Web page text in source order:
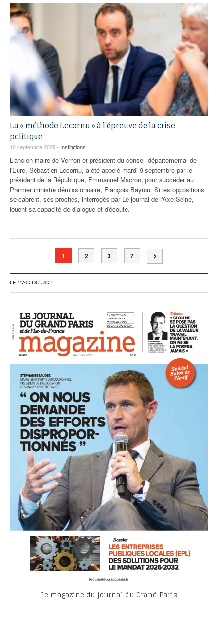
La « méthode Lecornu » à l’épreuve de la crise
politique
10 septembre 2025 - Institutions
L'ancien maire de Vernon et président du conseil départemental de
l'Eure, Sébastien Lecornu, a été appelé mardi 9 septembre par le
président de la République, Emmanuel Macron, pour succéder au
Premier ministre démissionnaire, François Bayrou. Si les oppositions
se cabrent, ses proches, interrogés par Le journal de l'Axe Seine,
louent sa capacité de dialogue et d'écoute.
1 2 3 7
LE MAG DU JGP
Le magazine du journal du Grand Paris